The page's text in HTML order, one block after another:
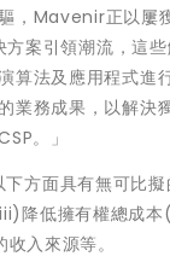
，Mavenir正以屢
案引領潮流，這
算法及應用程式進
業務成果，以解決
。」
方面具有無可比
降低擁有權總成
入來源等。